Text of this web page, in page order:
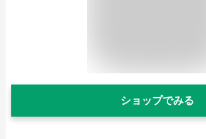
ショップでみる